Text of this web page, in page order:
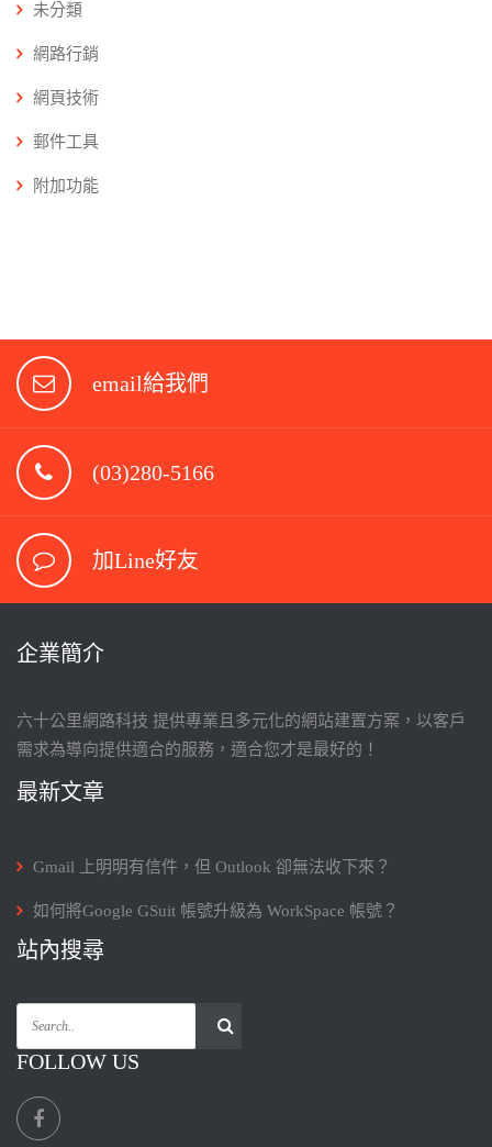
未分類
網路行銷
網頁技術
郵件工具
附加功能
email給我們
(03)280-5166
加Line好友
企業簡介
六十公里網路科技 提供專業且多元化的網站建置方案，以客戶
需求為導向提供適合的服務，適合您才是最好的！
最新文章
Gmail 上明明有信件，但 Outlook 卻無法收下來？
如何將Google GSuit 帳號升級為 WorkSpace 帳號？
站內搜尋
FOLLOW US